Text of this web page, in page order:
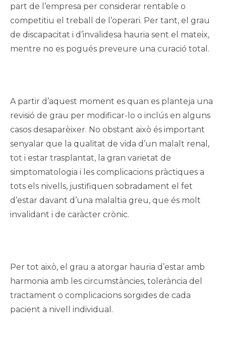
part de l’empresa per considerar rentable o
competitiu el treball de l’operari. Per tant, el grau
de discapacitat i d’invalidesa hauria sent el mateix,
mentre no es pogués preveure una curació total.
A partir d’aquest moment es quan es planteja una
revisió de grau per modificar-lo o inclús en alguns
casos desaparèixer. No obstant això és important
senyalar que la qualitat de vida d’un malalt renal,
tot i estar trasplantat, la gran varietat de
simptomatologia i les complicacions pràctiques a
tots els nivells, justifiquen sobradament el fet
d’estar davant d’una malaltia greu, que és molt
invalidant i de caràcter crònic.
Per tot això, el grau a atorgar hauria d’estar amb
harmonia amb les circumstàncies, tolerància del
tractament o complicacions sorgides de cada
pacient a nivell individual.